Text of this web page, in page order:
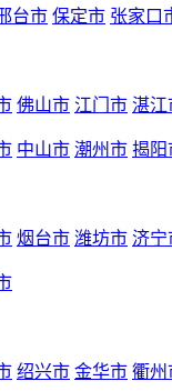
台市 保定市 张家口
佛山市 江门市 湛江
中山市 潮州市 揭阳
烟台市 潍坊市 济宁
绍兴市 金华市 衢州